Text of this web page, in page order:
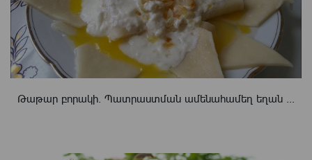
Թաթար բորակի. Պատրաստման ամենահամեղ եղան ...